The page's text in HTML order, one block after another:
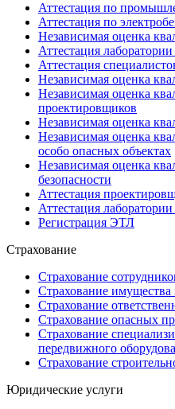
Аттестация по
Аттестация по
Независимая оценка
Аттестация
Аттестация
Независимая оценка
Независимая оценка
проектировщиков
Независимая оценка
Независимая оценка
особо опасных объектах
Независимая оценка
безопасности
Аттестация
Аттестация
Регистрация ЭТЛ
Страхование
Страхование
Страхование
Страхование
Страхование опасных
Страхование
передвижного
Страхование
Юридические услуги